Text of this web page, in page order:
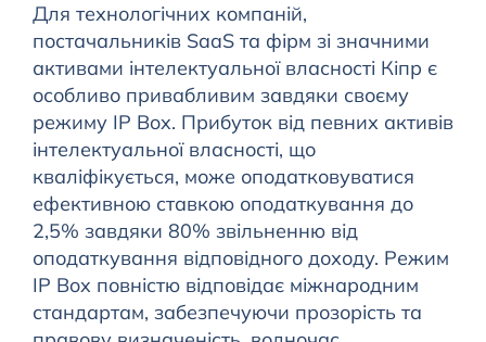
Для технологічних компаній,
постачальників SaaS та фірм зі значними
активами інтелектуальної власності Кіпр є
особливо привабливим завдяки своєму
режиму IP Box. Прибуток від певних активів
інтелектуальної власності, що
кваліфікується, може оподатковуватися
ефективною ставкою оподаткування до
2,5% завдяки 80% звільненню від
оподаткування відповідного доходу. Режим
IP Box повністю відповідає міжнародним
стандартам, забезпечуючи прозорість та